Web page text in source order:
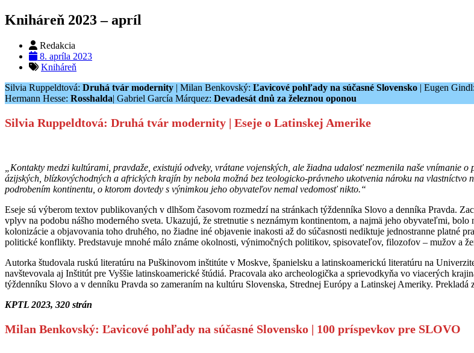
Kniháreň 2023 – apríl
Redakcia
8. apríla 2023
Kniháreň
Silvia Ruppeldtová: Druhá tvár modernity | Milan Benkovský: Ľavicové pohľady na súčasné Slovensko | Eugen Gindl:
Hermann Hesse: Rosshalda| Gabriel García Márquez: Devadesát dnů za železnou oponou
Silvia Ruppeldtová: Druhá tvár modernity | Eseje o Latinskej Amerike
„Kontakty medzi kultúrami, pravdaže, existujú odveky, vrátane vojenských, ale žiadna udalosť nezmenila naše
ázijských, blízkovýchodných a afrických krajín by nebola možná bez teologicko-právneho ukotvenia nároku na
podrobením kontinentu, o ktorom dovtedy s výnimkou jeho obyvateľov nemal vedomosť nikto.“
Eseje sú výberom textov publikovaných v dlhšom časovom rozmedzí na stránkach týždenníka Slovo a denníka Pravda.
vplyv na podobu nášho moderného sveta. Ukazujú, že stretnutie s neznámym kontinentom, a najmä jeho obyvateľmi,
kolonizácie a objavovania toho druhého, no žiadne iné objavenie inakosti až do súčasnosti nediktuje jednostranne platné
politické konflikty. Predstavuje mnohé málo známe okolnosti, výnimočných politikov, spisovateľov, filozofov – mužov a
Autorka študovala ruskú literatúru na Puškinovom inštitúte v Moskve, španielsku a latinskoamerickú literatúru na
navštevovala aj Inštitút pre Vyššie latinskoamerické štúdiá. Pracovala ako archeologička a sprievodkyňa vo viacerých
týždenníku Slovo a v denníku Pravda so zameraním na kultúru Slovenska, Strednej Európy a Latinskej Ameriky.
KPTL 2023, 320 strán
Milan Benkovský: Ľavicové pohľady na súčasné Slovensko | 100 príspevkov pre SLOVO